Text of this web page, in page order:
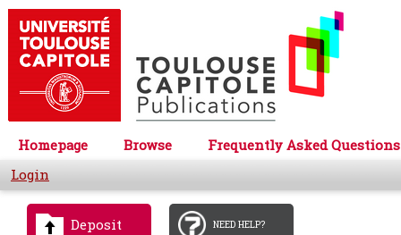
Homepage Browse
Frequently Asked Questions
Login
Deposit NEED HELP?